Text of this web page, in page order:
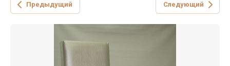
Предыдущий Следующий